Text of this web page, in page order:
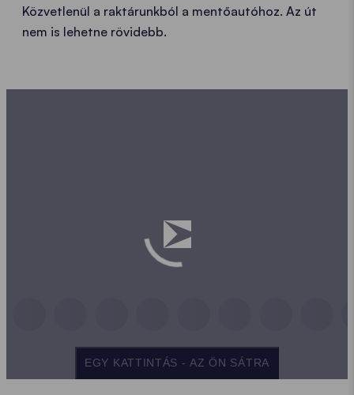
Közvetlenül a raktárunkból a mentőautóhoz. Az út
nem is lehetne rövidebb.
EGY KATTINTÁS - AZ ÖN SÁTRA